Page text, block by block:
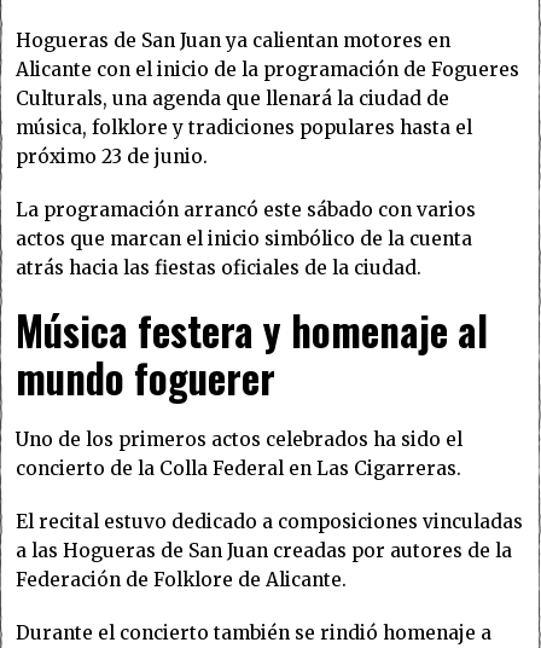
Hogueras de San Juan ya calientan motores en
Alicante con el inicio de la programación de Fogueres
Culturals, una agenda que llenará la ciudad de
música, folklore y tradiciones populares hasta el
próximo 23 de junio.
La programación arrancó este sábado con varios
actos que marcan el inicio simbólico de la cuenta
atrás hacia las fiestas oficiales de la ciudad.
Música festera y homenaje al
mundo foguerer
Uno de los primeros actos celebrados ha sido el
concierto de la Colla Federal en Las Cigarreras.
El recital estuvo dedicado a composiciones vinculadas
a las Hogueras de San Juan creadas por autores de la
Federación de Folklore de Alicante.
Durante el concierto también se rindió homenaje a